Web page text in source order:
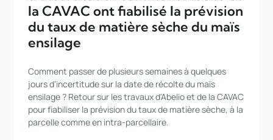
la CAVAC ont fiabilisé la prévision
du taux de matière sèche du maïs
ensilage
Comment passer de plusieurs semaines à quelques
jours d'incertitude sur la date de récolte du maïs
ensilage ? Retour sur les travaux d'Abelio et de la CAVAC
pour fiabiliser la prévision du taux de matière sèche, à la
parcelle comme en intra-parcellaire.